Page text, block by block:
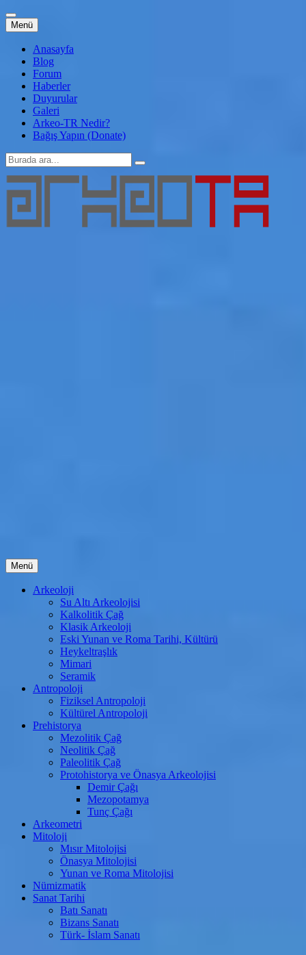
Menü İçeriğe
atla
Anasayfa
Blog
Forum
Haberler
Duyurular
Galeri
Arkeo-TR Nedir?
Bağış Yapın (Donate)
Arama:
Menü İçeriğe
atla
Arkeoloji
Su Altı Arkeolojisi
Kalkolitik Çağ
Klasik Arkeoloji
Eski Yunan ve Roma Tarihi, Kültürü
Heykeltraşlık
Mimari
Seramik
Antropoloji
Fiziksel Antropoloji
Kültürel Antropoloji
Prehistorya
Mezolitik Çağ
Neolitik Çağ
Paleolitik Çağ
Protohistorya ve Önasya Arkeolojisi
Demir Çağı
Mezopotamya
Tunç Çağı
Arkeometri
Mitoloji
Mısır Mitolojisi
Önasya Mitolojisi
Yunan ve Roma Mitolojisi
Nümizmatik
Sanat Tarihi
Batı Sanatı
Bizans Sanatı
Türk- İslam Sanatı